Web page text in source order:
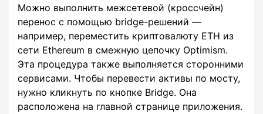
Можно выполнить межсетевой (кроссчейн)
перенос с помощью bridge-решений —
например, переместить криптовалюту ETH из
сети Ethereum в смежную цепочку Optimism.
Эта процедура также выполняется сторонними
сервисами. Чтобы перевести активы по мосту,
нужно кликнуть по кнопке Bridge. Она
расположена на главной странице приложения.